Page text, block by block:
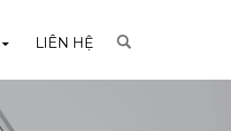
LIÊN HỆ